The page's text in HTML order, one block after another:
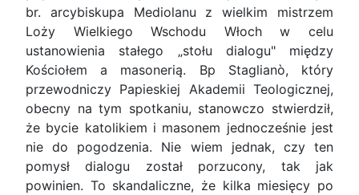
br. arcybiskupa Mediolanu z wielkim mistrzem
Loży Wielkiego Wschodu Włoch w celu
ustanowienia stałego „stołu dialogu" między
Kościołem a masonerią. Bp Staglianò, który
przewodniczy Papieskiej Akademii Teologicznej,
obecny na tym spotkaniu, stanowczo stwierdził,
że bycie katolikiem i masonem jednocześnie jest
nie do pogodzenia. Nie wiem jednak, czy ten
pomysł dialogu został porzucony, tak jak
powinien. To skandaliczne, że kilka miesięcy po